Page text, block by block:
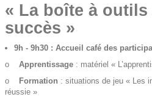
« La boîte à outils
succès »
9h - 9h30 : Accueil café des
o Apprentissage : matériel «
o Formation : situations de jeu « Les
réussie »